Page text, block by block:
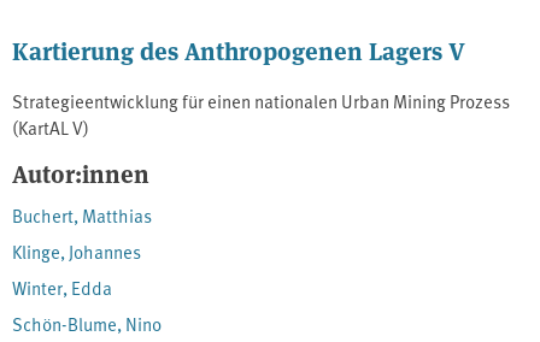
Kartierung des Anthropogenen Lagers V
Strategieentwicklung für einen nationalen Urban Mining Prozess
(KartAL V)
Autor:innen
Buchert, Matthias
Klinge, Johannes
Winter, Edda
Schön-Blume, Nino